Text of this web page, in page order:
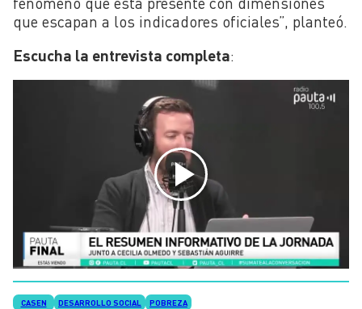
que escapan a los indicadores oficiales”, planteó.
Escucha la entrevista completa:
CASEN DESARROLLO SOCIAL POBREZA